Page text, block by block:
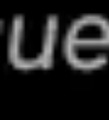
Prezentacje i slajdy